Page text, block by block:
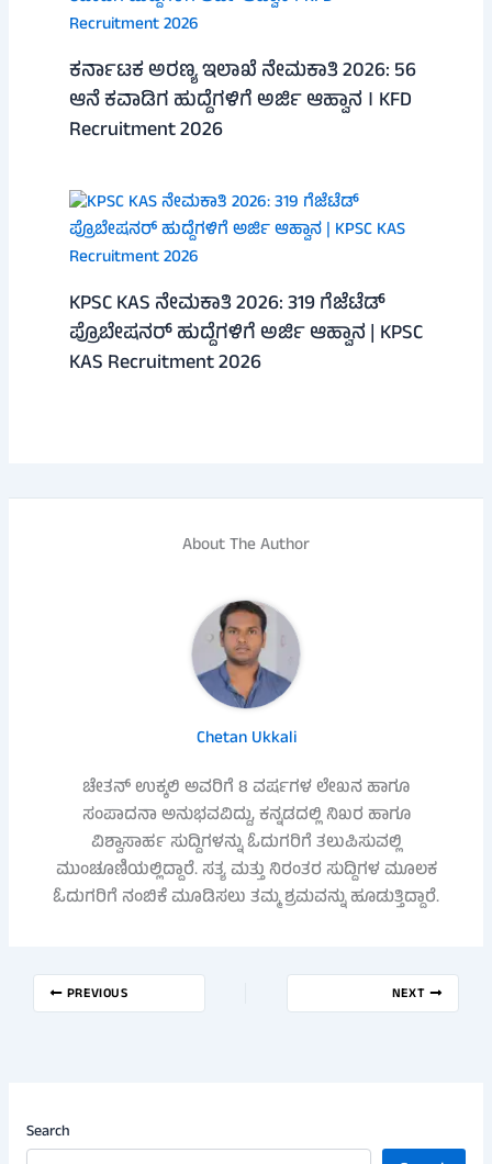
ಕರ್ನಾಟಕ ಅರಣ್ಯ ಇಲಾಖೆ ನೇಮಕಾತಿ 2026: 56
ಆನೆ ಕವಾಡಿಗ ಹುದ್ದೆಗಳಿಗೆ ಅರ್ಜಿ ಆಹ್ವಾನ । KFD
Recruitment 2026
KPSC KAS ನೇಮಕಾತಿ 2026: 319 ಗೆಜೆಟೆಡ್
ಪ್ರೊಬೇಷನರ್ ಹುದ್ದೆಗಳಿಗೆ ಅರ್ಜಿ ಆಹ್ವಾನ | KPSC
KAS Recruitment 2026
About The Author
Chetan Ukkali
ಚೇತನ್ ಉಕ್ಕಲಿ ಅವರಿಗೆ 8 ವರ್ಷಗಳ ಲೇಖನ ಹಾಗೂ
ಸಂಪಾದನಾ ಅನುಭವವಿದ್ದು, ಕನ್ನಡದಲ್ಲಿ ನಿಖರ ಹಾಗೂ
ವಿಶ್ವಾಸಾರ್ಹ ಸುದ್ದಿಗಳನ್ನು ಓದುಗರಿಗೆ ತಲುಪಿಸುವಲ್ಲಿ
ಮುಂಚೂಣಿಯಲ್ಲಿದ್ದಾರೆ. ಸತ್ಯ ಮತ್ತು ನಿರಂತರ ಸುದ್ದಿಗಳ ಮೂಲಕ
ಓದುಗರಿಗೆ ನಂಬಿಕೆ ಮೂಡಿಸಲು ತಮ್ಮ ಶ್ರಮವನ್ನು ಹೂಡುತ್ತಿದ್ದಾರೆ.
PREVIOUS NEXT
Search